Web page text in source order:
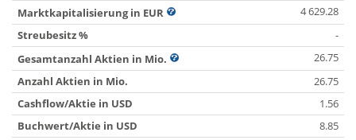
Marktkapitalisierung in EUR
4 629.28
Streubesitz %
-
Gesamtanzahl Aktien in Mio.
26.75
Anzahl Aktien in Mio.
26.75
Cashflow/Aktie in USD
1.56
Buchwert/Aktie in USD
8.85